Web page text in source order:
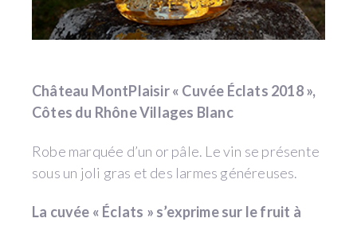
Château MontPlaisir « Cuvée Éclats 2018 »,
Côtes du Rhône Villages Blanc
Robe marquée d’un or pâle. Le vin se présente
sous un joli gras et des larmes généreuses.
La cuvée « Éclats » s’exprime sur le fruit à